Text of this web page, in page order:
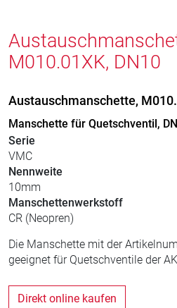
M010.01XK, DN10
Austauschmanschette,
Manschette für Quetschventil,
Serie
VMC
Nennweite
10mm
Manschettenwerkstoff
CR (Neopren)
Die Manschette mit der
geeignet für Quetschventile der
Direkt online kaufen